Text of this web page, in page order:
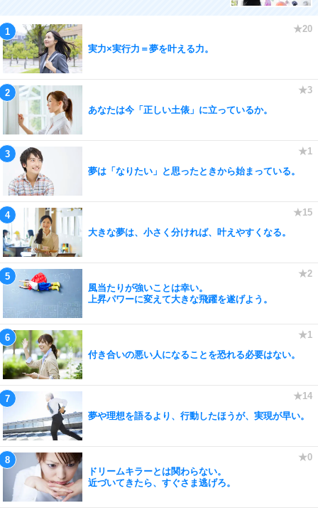
実力×実行力＝夢を叶える力。
あなたは今「正しい土俵」に立っているか。
夢は「なりたい」と思ったときから始まっている。
大きな夢は、小さく分ければ、叶えやすくなる。
風当たりが強いことは幸い。
上昇パワーに変えて大きな飛躍を遂げよう。
付き合いの悪い人になることを恐れる必要はない。
夢や理想を語るより、行動したほうが、実現が早い。
ドリームキラーとは関わらない。
近づいてきたら、すぐさま逃げろ。